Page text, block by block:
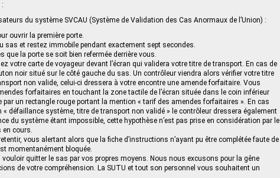
du système SVCAU (Système de Validation des Cas Anormaux de l’Union) :
ouvrir la première porte.
sas et restez immobile pendant exactement sept secondes.
que la porte se soit bien refermée derrière vous.
votre carte de voyageur devant l’écran qui validera votre titre de transport. En cas de
noir situé sur le côté gauche du sas. Un contrôleur viendra alors vérifier votre titre
non valide, celui-ci dressera à votre encontre une amende forfaitaire. Vous
forfaitaires en touchant la zone tactile de l’écran située dans le coin inférieur
un rectangle rouge portant la mention « tarif des amendes forfaitaires ». En cas
« défaillance système, titre de transport non validé » le contrôleur dressera également
du système étant impossible, cette hypothèse n’est pas prise en considération par le
en cours.
vous alertant alors que la fiche d’instructions n’ayant pu être complétée faute de
momentanément bloquée.
quitter le sas par vos propres moyens. Nous nous excusons pour la gêne
de votre compréhension. La SUTU et tout son personnel vous souhaitent un